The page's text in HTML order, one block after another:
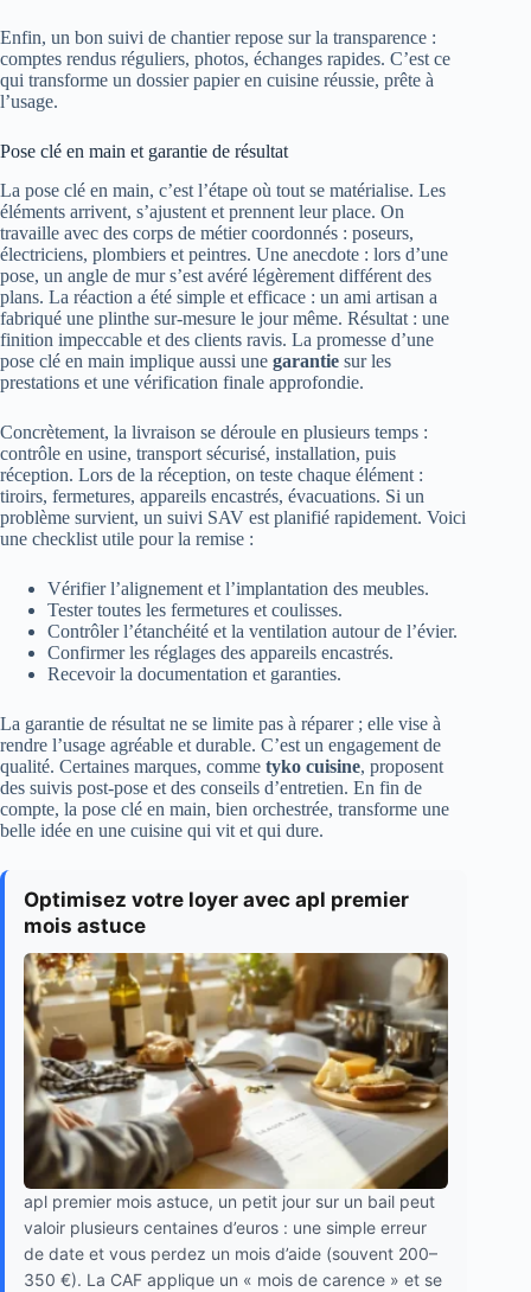
Enfin, un bon suivi de chantier repose sur la transparence :
comptes rendus réguliers, photos, échanges rapides. C’est ce
qui transforme un dossier papier en cuisine réussie, prête à
l’usage.
Pose clé en main et garantie de résultat
La pose clé en main, c’est l’étape où tout se matérialise. Les
éléments arrivent, s’ajustent et prennent leur place. On
travaille avec des corps de métier coordonnés : poseurs,
électriciens, plombiers et peintres. Une anecdote : lors d’une
pose, un angle de mur s’est avéré légèrement différent des
plans. La réaction a été simple et efficace : un ami artisan a
fabriqué une plinthe sur‑mesure le jour même. Résultat : une
finition impeccable et des clients ravis. La promesse d’une
pose clé en main implique aussi une garantie sur les
prestations et une vérification finale approfondie.
Concrètement, la livraison se déroule en plusieurs temps :
contrôle en usine, transport sécurisé, installation, puis
réception. Lors de la réception, on teste chaque élément :
tiroirs, fermetures, appareils encastrés, évacuations. Si un
problème survient, un suivi SAV est planifié rapidement. Voici
une checklist utile pour la remise :
Vérifier l’alignement et l’implantation des meubles.
Tester toutes les fermetures et coulisses.
Contrôler l’étanchéité et la ventilation autour de l’évier.
Confirmer les réglages des appareils encastrés.
Recevoir la documentation et garanties.
La garantie de résultat ne se limite pas à réparer ; elle vise à
rendre l’usage agréable et durable. C’est un engagement de
qualité. Certaines marques, comme tyko cuisine, proposent
des suivis post‑pose et des conseils d’entretien. En fin de
compte, la pose clé en main, bien orchestrée, transforme une
belle idée en une cuisine qui vit et qui dure.
Optimisez votre loyer avec apl premier
mois astuce
apl premier mois astuce, un petit jour sur un bail peut
valoir plusieurs centaines d’euros : une simple erreur
de date et vous perdez un mois d’aide (souvent 200–
350 €). La CAF applique un « mois de carence » et se